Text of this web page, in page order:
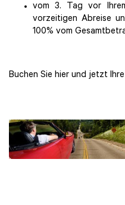
vom 3. Tag vor
vorzeitigen Abreise
100% vom
Buchen Sie hier und jetzt Ihre